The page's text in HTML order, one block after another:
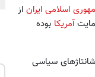
اسلامی ایران از
آمریکا بوده
سیاسی